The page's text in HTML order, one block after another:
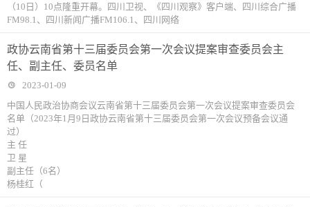
（10日）10点隆重开幕。四川卫视、《四川观察》客户端、四川综合广播
FM98.1、四川新闻广播FM106.1、四川网络
政协云南省第十三届委员会第一次会议提案审查委员会主
任、副主任、委员名单
2023-01-09
中国人民政治协商会议云南省第十三届委员会第一次会议提案审查委员会
名单（2023年1月9日政协云南省第十三届委员会第一次会议预备会议通
过）
主 任
卫 星
副主任（6名）
杨桂红（